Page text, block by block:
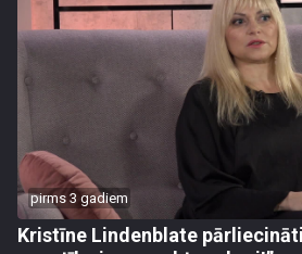
pirms 3 gadiem
Kristīne Lindenblate